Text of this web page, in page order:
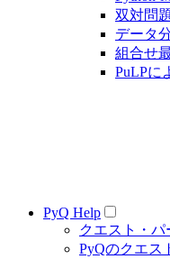
双対問題
データ
組合せ
PuLPに
PyQ Help
クエスト・
PyQのクエス